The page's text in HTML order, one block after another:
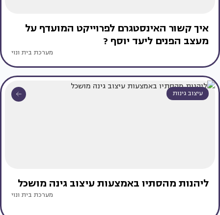
איך קשור האינסטגרם לפרוייקט המועדף על
מעצב הפנים ליעד יוסף ?
מערכת בית ונוי
עיצוב גינות
ליהנות מהסתיו באמצעות עיצוב גינה מושכל
מערכת בית ונוי